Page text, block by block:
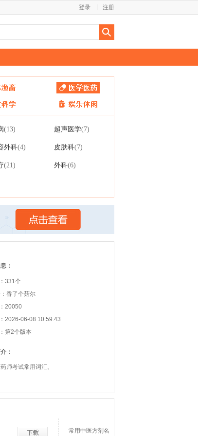
注册
登录
(13) 超声医学(7)
外科(4) 皮肤科(7)
(21) 外科(6)
：
331个
香了个菇尔
20050
2026-06-08 10:59:43
第2个版本
：
师考试常用词汇。
常用中医方剂名